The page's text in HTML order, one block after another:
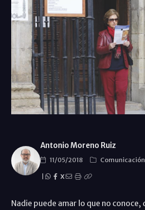
Antonio Moreno Ruiz
11/05/2018
Comunicación
X
Nadie puede amar lo que no conoce,